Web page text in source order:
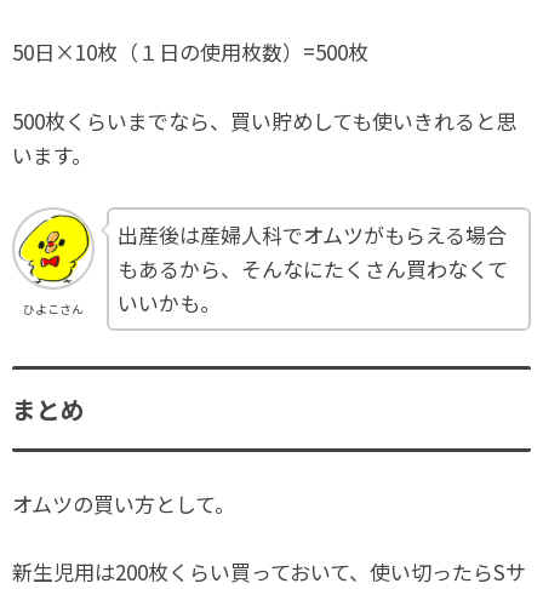
50日×10枚（１日の使用枚数）=500枚
500枚くらいまでなら、買い貯めしても使いきれると思
います。
ひよこさん
出産後は産婦人科でオムツがもらえる場合
もあるから、そんなにたくさん買わなくて
いいかも。
まとめ
オムツの買い方として。
新生児用は200枚くらい買っておいて、使い切ったらSサ